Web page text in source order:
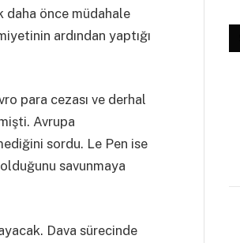
daha önce müdahale
ardından yaptığı
para cezası ve derhal
Avrupa
sordu. Le Pen ise
savunmaya
Dava sürecinde